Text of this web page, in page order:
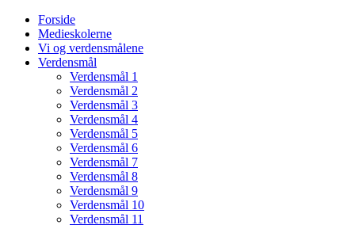
Forside
Medieskolerne
Vi og verdensmålene
Verdensmål
Verdensmål 1
Verdensmål 2
Verdensmål 3
Verdensmål 4
Verdensmål 5
Verdensmål 6
Verdensmål 7
Verdensmål 8
Verdensmål 9
Verdensmål 10
Verdensmål 11